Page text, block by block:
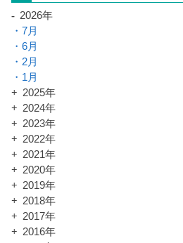
2026年
7月
6月
2月
1月
2025年
2024年
2023年
2022年
2021年
2020年
2019年
2018年
2017年
2016年